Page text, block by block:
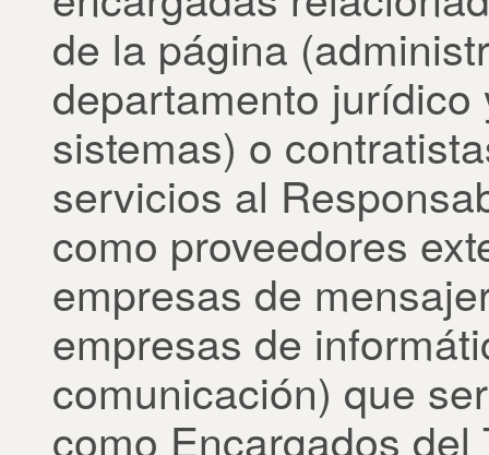
de la página
departamento
sistemas) o
servicios al
como proveedores
empresas de
empresas de
comunicación) que
como Encargados